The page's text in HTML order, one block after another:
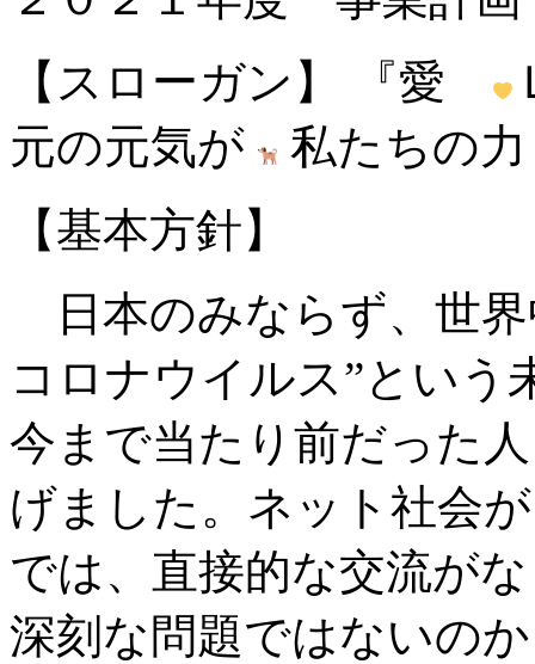
【スローガン】 『愛
元の元気が
私たちの
【基本方針】
日本のみならず、世界
コロナウイルス”という
今まで当たり前だった
げました。ネット社会
では、直接的な交流が
深刻な問題ではないの